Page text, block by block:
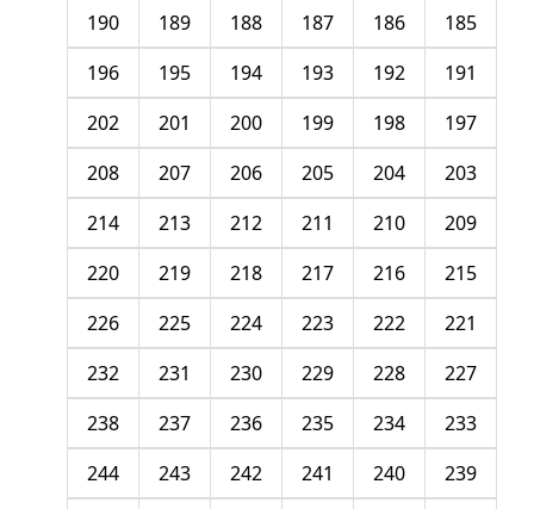
185
186
187
188
189
190
191
192
193
194
195
196
197
198
199
200
201
202
203
204
205
206
207
208
209
210
211
212
213
214
215
216
217
218
219
220
221
222
223
224
225
226
227
228
229
230
231
232
233
234
235
236
237
238
239
240
241
242
243
244